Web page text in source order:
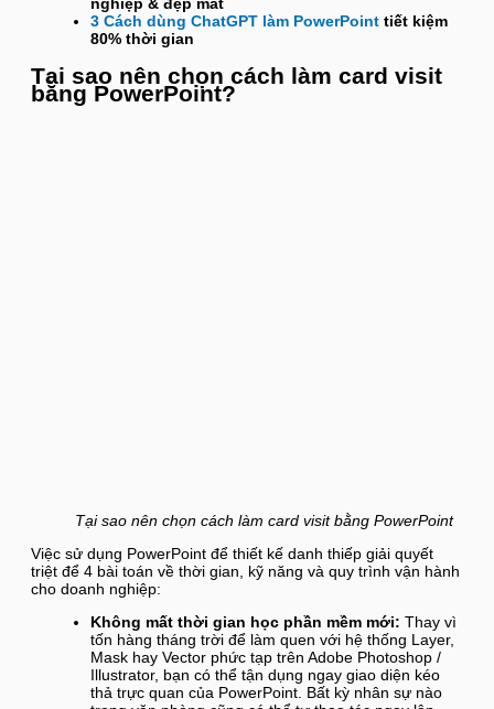
nghiệp & đẹp mắt
3 Cách dùng ChatGPT làm PowerPointtiết kiệm
80% thời gian
Tại sao nên chọn cách làm card visit
bằng PowerPoint?
Tại sao nên chọn cách làm card visit bằng PowerPoint
Việc sử dụng PowerPoint để thiết kế danh thiếp giải quyết
triệt để 4 bài toán về thời gian, kỹ năng và quy trình vận hành
cho doanh nghiệp:
Không mất thời gian học phần mềm mới: Thay vì
tốn hàng tháng trời để làm quen với hệ thống Layer,
Mask hay Vector phức tạp trên Adobe Photoshop /
Illustrator, bạn có thể tận dụng ngay giao diện kéo
thả trực quan của PowerPoint. Bất kỳ nhân sự nào